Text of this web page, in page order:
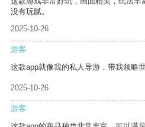
没有玩腻。
2025-10-26
游客
这款app就像我的私人导游，带我领略
2025-10-26
游客